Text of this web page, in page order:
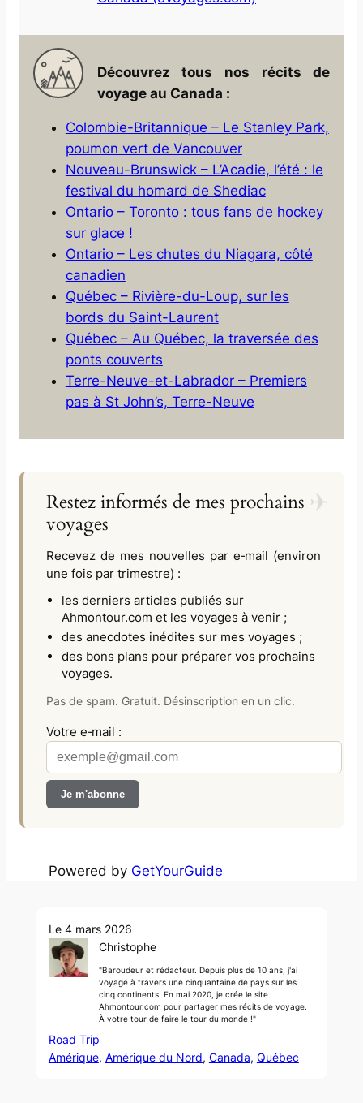
Découvrez tous nos récits de
voyage au Canada :
Colombie-Britannique – Le Stanley Park,
poumon vert de Vancouver
Nouveau-Brunswick – L’Acadie, l’été : le
festival du homard de Shediac
Ontario – Toronto : tous fans de hockey
sur glace !
Ontario – Les chutes du Niagara, côté
canadien
Québec – Rivière-du-Loup, sur les
bords du Saint-Laurent
Québec – Au Québec, la traversée des
ponts couverts
Terre-Neuve-et-Labrador – Premiers
pas à St John’s, Terre-Neuve
Restez informés de mes prochains
voyages
Recevez de mes nouvelles par e‑mail (environ
une fois par trimestre) :
les derniers articles publiés sur
Ahmontour.com et les voyages à venir ;
des anecdotes inédites sur mes voyages ;
des bons plans pour préparer vos prochains
voyages.
Pas de spam. Gratuit. Désinscription en un clic.
Votre e‑mail :
Powered by GetYourGuide
Le 4 mars 2026
Christophe
"Baroudeur et rédacteur. Depuis plus de 10 ans, j'ai
voyagé à travers une cinquantaine de pays sur les
cinq continents. En mai 2020, je crée le site
Ahmontour.com pour partager mes récits de voyage.
À votre tour de faire le tour du monde !"
Road Trip
Amérique, Amérique du Nord, Canada, Québec